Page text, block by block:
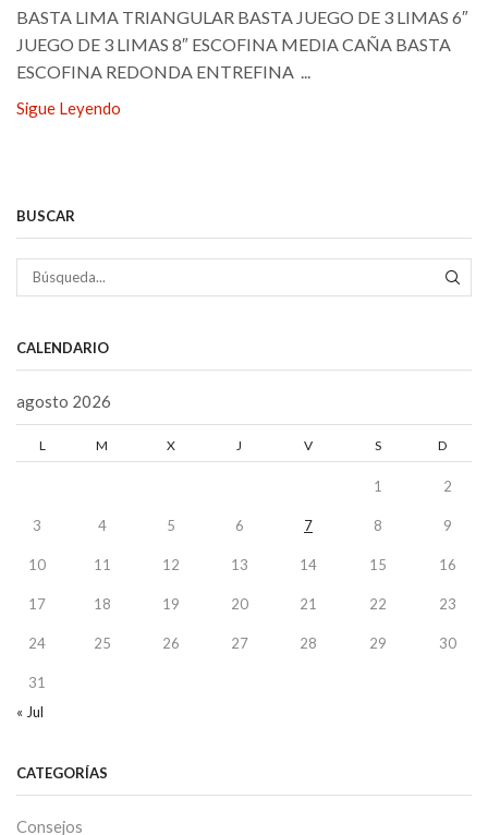
BASTA LIMA TRIANGULAR BASTA JUEGO DE 3 LIMAS 6″
JUEGO DE 3 LIMAS 8″ ESCOFINA MEDIA CAÑA BASTA
ESCOFINA REDONDA ENTREFINA ...
Sigue Leyendo
BUSCAR
CALENDARIO
agosto 2026
L M X J V S D
1 2
3 4 5 6 7 8 9
10 11 12 13 14 15 16
17 18 19 20 21 22 23
24 25 26 27 28 29 30
31
« Jul
CATEGORÍAS
Consejos